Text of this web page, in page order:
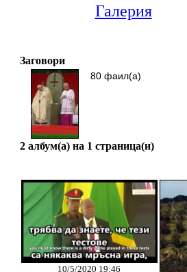
Галерия
Заговори
80 фаил(а)
2 албум(а) на 1 страница(и)
10/5/2020 19:46